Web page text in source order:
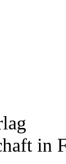
in